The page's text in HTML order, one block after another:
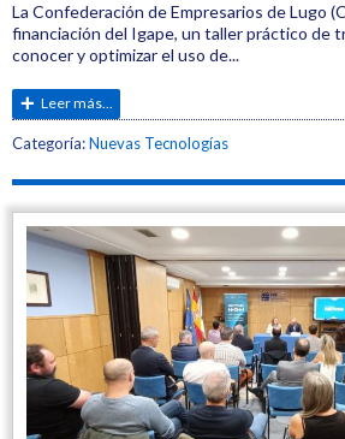
La Confederación de Empresarios de Lugo
financiación del Igape, un taller práctico de
conocer y optimizar el uso de...
Leer más...
Categoría:Nuevas Tecnologías
Etiquetas:
Jornadas
TIC
Innovación